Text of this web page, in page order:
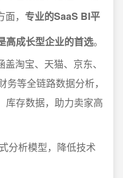
， 专业的SaaS BI平
高成长型企业的首选。
淘宝、天猫、京东、
等全链路数据分析，
库存数据，助力卖家高
分析模型，降低技术